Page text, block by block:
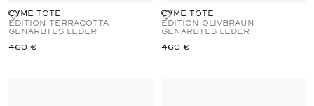
CYME TOTE
EDITION TERRACOTTA
GENARBTES LEDER
460 €
CYME TOTE
EDITION OLIVBRAUN
GENARBTES LEDER
460 €